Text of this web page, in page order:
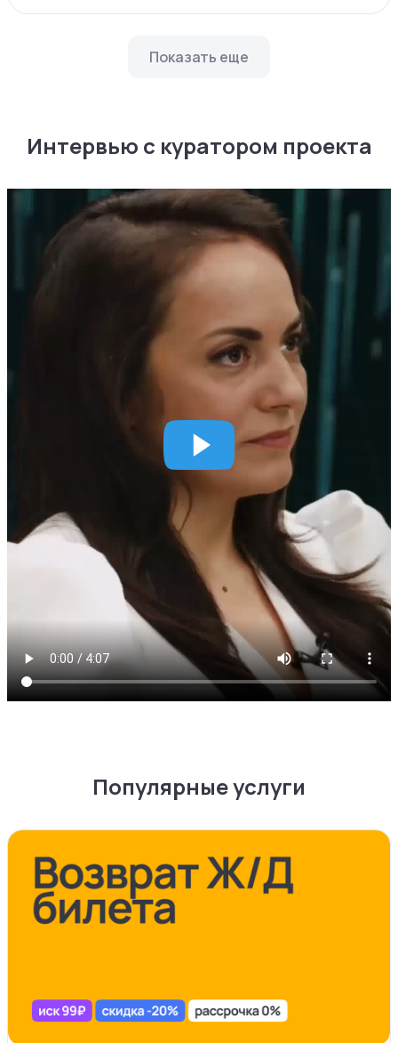
Показать еще
Интервью с куратором проекта
Популярные услуги